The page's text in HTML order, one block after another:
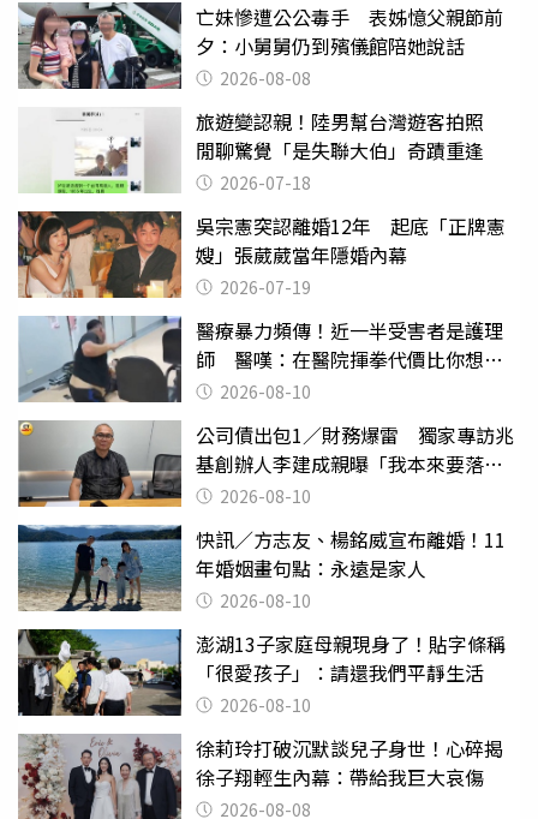
亡妹慘遭公公毒手 表姊憶父親節前
夕：小舅舅仍到殯儀館陪她說話
2026-08-08
旅遊變認親！陸男幫台灣遊客拍照
閒聊驚覺「是失聯大伯」奇蹟重逢
2026-07-18
吳宗憲突認離婚12年 起底「正牌憲
嫂」張葳葳當年隱婚內幕
2026-07-19
醫療暴力頻傳！近一半受害者是護理
師 醫嘆：在醫院揮拳代價比你想像
的還要大
2026-08-10
公司債出包1／財務爆雷 獨家專訪兆
基創辦人李建成親曝「我本來要落
跑」2026-08-10
快訊／方志友、楊銘威宣布離婚！11
年婚姻畫句點：永遠是家人
2026-08-10
澎湖13子家庭母親現身了！貼字條稱
「很愛孩子」：請還我們平靜生活
2026-08-10
徐莉玲打破沉默談兒子身世！心碎揭
徐子翔輕生內幕：帶給我巨大哀傷
2026-08-08